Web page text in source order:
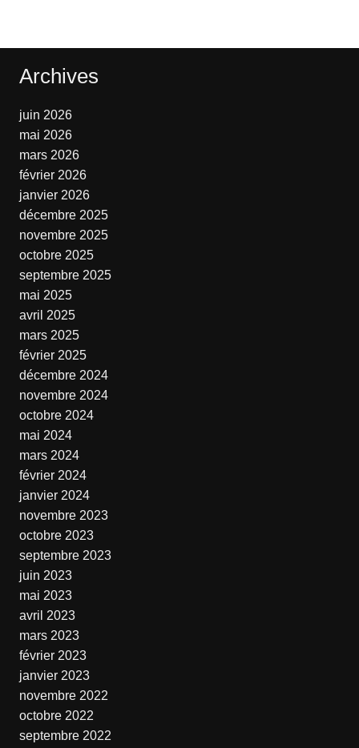
Archives
juin 2026
mai 2026
mars 2026
février 2026
janvier 2026
décembre 2025
novembre 2025
octobre 2025
septembre 2025
mai 2025
avril 2025
mars 2025
février 2025
décembre 2024
novembre 2024
octobre 2024
mai 2024
mars 2024
février 2024
janvier 2024
novembre 2023
octobre 2023
septembre 2023
juin 2023
mai 2023
avril 2023
mars 2023
février 2023
janvier 2023
novembre 2022
octobre 2022
septembre 2022